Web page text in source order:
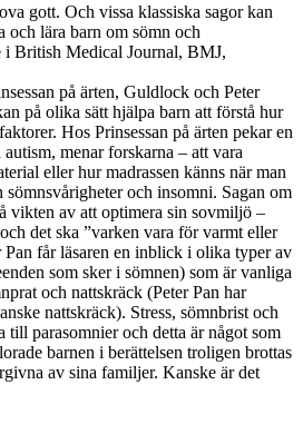
gott. Och vissa klassiska sagor kan
och lära barn om sömn och
i British Medical Journal, BMJ,
på ärten, Guldlock och Peter
på olika sätt hjälpa barn att förstå hur
Hos Prinsessan på ärten pekar en
menar forskarna – att vara
eller hur madrassen känns när man
sömnsvårigheter och insomni. Sagan om
vikten av att optimera sin sovmiljö –
det ska ”varken vara för varmt eller
får läsaren en inblick i olika typer av
som sker i sömnen) som är vanliga
och nattskräck (Peter Pan har
nattskräck). Stress, sömnbrist och
till parasomnier och detta är något som
barnen i berättelsen troligen brottas
av sina familjer. Kanske är det